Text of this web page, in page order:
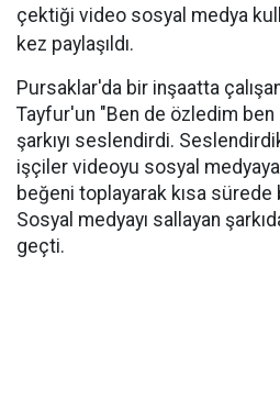
çektiği video sosyal medya
kez paylaşıldı.
Pursaklar'da bir inşaatta
Tayfur'un "Ben de özledim ben
şarkıyı seslendirdi.
işçiler videoyu sosyal
beğeni toplayarak kısa
Sosyal medyayı sallayan
geçti.